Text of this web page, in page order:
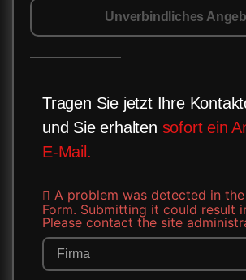
Unverbindliches
Tragen Sie jetzt Ihre
und Sie erhalten sofort ein
E-Mail.
A problem was detected in
Form. Submitting it could result
Please contact the site